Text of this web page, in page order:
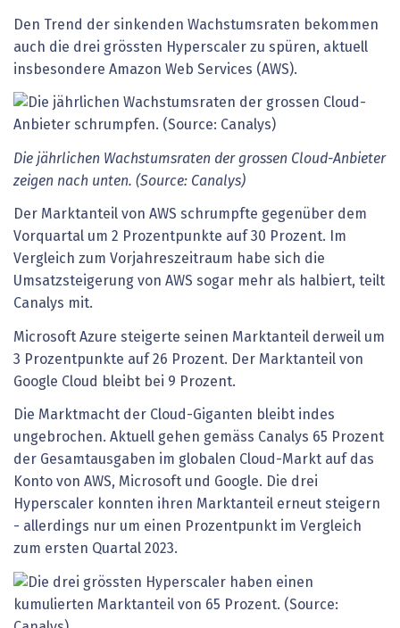
Den Trend der sinkenden Wachstumsraten bekommen
auch die drei grössten Hyperscaler zu spüren, aktuell
insbesondere Amazon Web Services (AWS).
Die jährlichen Wachstumsraten der grossen Cloud-Anbieter
zeigen nach unten. (Source: Canalys)
Der Marktanteil von AWS schrumpfte gegenüber dem
Vorquartal um 2 Prozentpunkte auf 30 Prozent. Im
Vergleich zum Vorjahreszeitraum habe sich die
Umsatzsteigerung von AWS sogar mehr als halbiert, teilt
Canalys mit.
Microsoft Azure steigerte seinen Marktanteil derweil um
3 Prozentpunkte auf 26 Prozent. Der Marktanteil von
Google Cloud bleibt bei 9 Prozent.
Die Marktmacht der Cloud-Giganten bleibt indes
ungebrochen. Aktuell gehen gemäss Canalys 65 Prozent
der Gesamtausgaben im globalen Cloud-Markt auf das
Konto von AWS, Microsoft und Google. Die drei
Hyperscaler konnten ihren Marktanteil erneut steigern
- allerdings nur um einen Prozentpunkt im Vergleich
zum ersten Quartal 2023.